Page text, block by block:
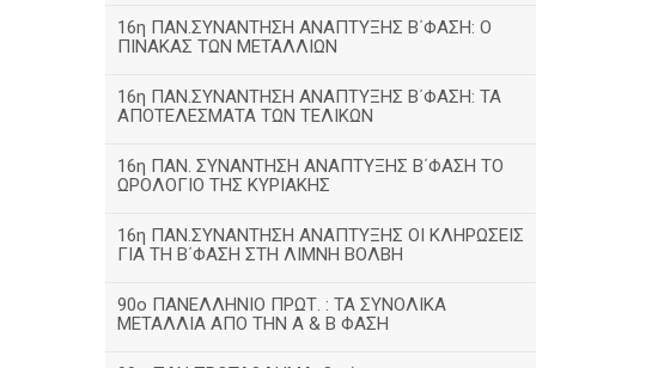
16η ΠΑΝ.ΣΥΝΑΝΤΗΣΗ ΑΝΑΠΤΥΞΗΣ Β΄ΦΑΣΗ: Ο
ΠΙΝΑΚΑΣ ΤΩΝ ΜΕΤΑΛΛΙΩΝ
16η ΠΑΝ.ΣΥΝΑΝΤΗΣΗ ΑΝΑΠΤΥΞΗΣ Β΄ΦΑΣΗ: ΤΑ
ΑΠΟΤΕΛΕΣΜΑΤΑ ΤΩΝ ΤΕΛΙΚΩΝ
16η ΠΑΝ. ΣΥΝΑΝΤΗΣΗ ΑΝΑΠΤΥΞΗΣ Β΄ΦΑΣΗ ΤΟ
ΩΡΟΛΟΓΙΟ ΤΗΣ ΚΥΡΙΑΚΗΣ
16η ΠΑΝ.ΣΥΝΑΝΤΗΣΗ ΑΝΑΠΤΥΞΗΣ ΟΙ ΚΛΗΡΩΣΕΙΣ
ΓΙΑ ΤΗ Β΄ΦΑΣΗ ΣΤΗ ΛΙΜΝΗ ΒΟΛΒΗ
90ο ΠΑΝΕΛΛΗΝΙΟ ΠΡΩΤ. : ΤΑ ΣΥΝΟΛΙΚΑ
ΜΕΤΑΛΛΙΑ ΑΠΟ ΤΗΝ Α & Β ΦΑΣΗ